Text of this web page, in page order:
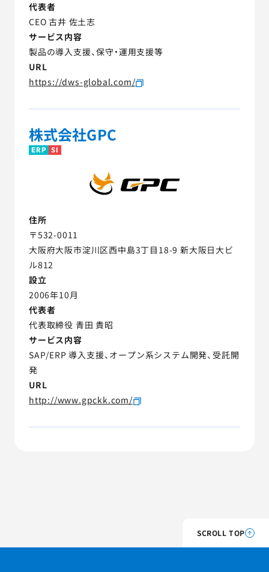
代表者
CEO 古井 佐土志
サービス内容
製品の導入支援、保守・運用支援等
URL
https://dws-global.com/
株式会社GPC
ERP SI
住所
〒532-0011
大阪府大阪市淀川区西中島3丁目18-9 新大阪日大ビ
ル812
設立
2006年10月
代表者
代表取締役 青田 貴昭
サービス内容
SAP/ERP 導入支援、オープン系システム開発、受託開
発
URL
http://www.gpckk.com/
SCROLL TOP